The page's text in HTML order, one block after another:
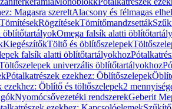
Magasra szereltAlacsony és félmagas
TömítésekRögzítésekTömítőmandzsetták
öblítőtartályokOmega falsík alatti
KiegészítőkTöltő és öblítőszelepek
falsík alatti öblítőtartályokhoz
univerzális öblítőtartályokhoz
Pótalkatrészek ezekhez: Öblítőszelepek
ezekhez: Öblítő és töltőszelepek2
Nyomócsővezetéki rendszerekGeberit